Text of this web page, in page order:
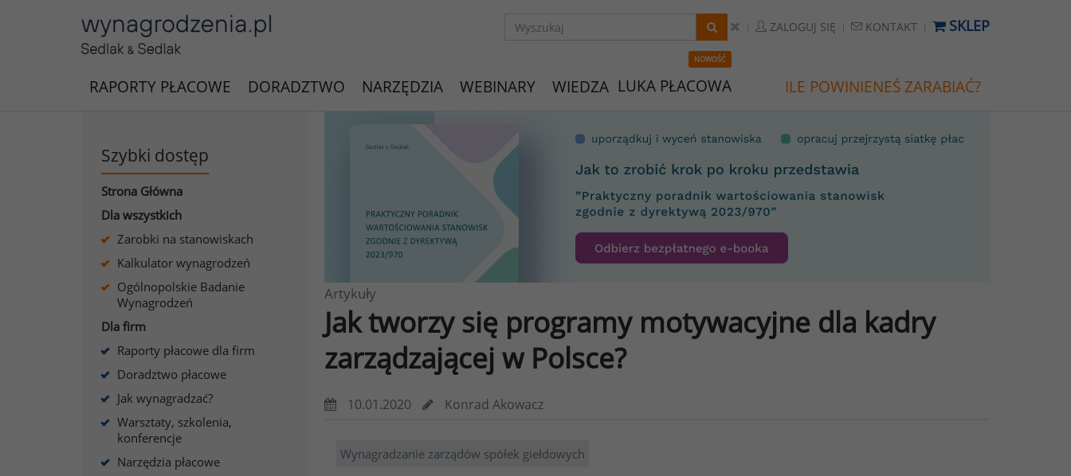
ZALOGUJ SIĘ KONTAKT SKLEP
RAPORTY PŁACOWE DORADZTWO NARZĘDZIA WEBINARY WIEDZA
NOWOŚĆ
LUKA PŁACOWA ILE POWINIENEŚ ZARABIAĆ?
Szybki dostęp
Strona Główna
Dla wszystkich
Zarobki na stanowiskach
Kalkulator wynagrodzeń
Ogólnopolskie Badanie
Wynagrodzeń
Dla firm
Raporty płacowe dla firm
Doradztwo płacowe
Jak wynagradzać?
Warsztaty, szkolenia,
konferencje
Narzędzia płacowe
Artykuły
Jak tworzy się programy motywacyjne dla kadry
zarządzającej w Polsce?
10.01.2020 Konrad Akowacz
Wynagradzanie zarządów spółek giełdowych